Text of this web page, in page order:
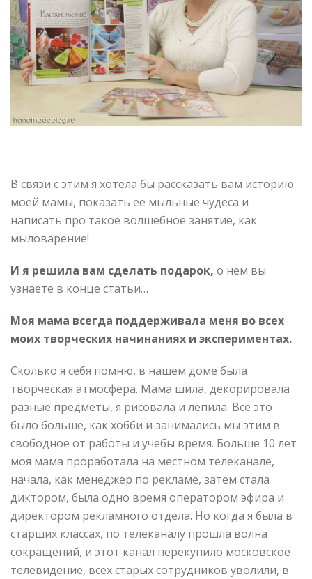
В связи с этим я хотела бы рассказать вам историю
моей мамы, показать ее мыльные чудеса и
написать про такое волшебное занятие, как
мыловарение!
И я решила вам сделать подарок, о нем вы
узнаете в конце статьи…
Моя мама всегда поддерживала меня во всех
моих творческих начинаниях и экспериментах.
Сколько я себя помню, в нашем доме была
творческая атмосфера. Мама шила, декорировала
разные предметы, я рисовала и лепила. Все это
было больше, как хобби и занимались мы этим в
свободное от работы и учебы время. Больше 10 лет
моя мама проработала на местном телеканале,
начала, как менеджер по рекламе, затем стала
диктором, была одно время оператором эфира и
директором рекламного отдела. Но когда я была в
старших классах, по телеканалу прошла волна
сокращений, и этот канал перекупило московское
телевидение, всех старых сотрудников уволили, в